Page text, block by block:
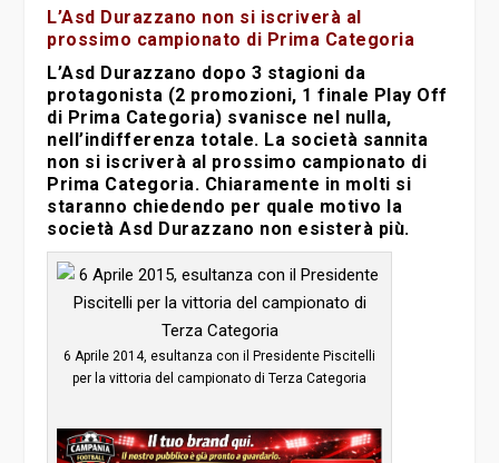
L’Asd Durazzano non si iscriverà al
prossimo campionato di Prima Categoria
L’Asd Durazzano dopo 3 stagioni da
protagonista (2 promozioni, 1 finale Play Off
di Prima Categoria) svanisce nel nulla,
nell’indifferenza totale. La società sannita
non si iscriverà al prossimo campionato di
Prima Categoria. Chiaramente in molti si
staranno chiedendo per quale motivo la
società Asd Durazzano non esisterà più.
6 Aprile 2014, esultanza con il Presidente Piscitelli
per la vittoria del campionato di Terza Categoria